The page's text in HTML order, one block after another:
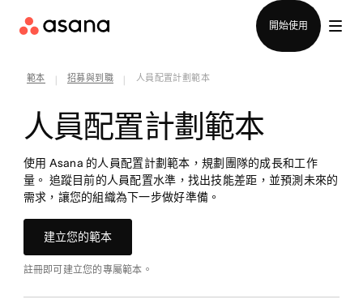
開始使用
範本 招募與到職 人員配置計劃範本
人員配置計劃範本
使用 Asana 的人員配置計劃範本，規劃團隊的成長和工作
量。 追蹤目前的人員配置水準，找出技能差距，並預測未來的
需求，讓您的組織為下一步做好準備。
建立您的範本
註冊即可建立您的專屬範本。